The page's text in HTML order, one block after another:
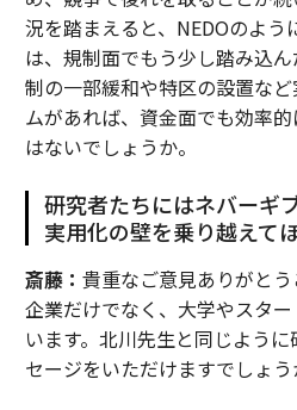
況を踏まえると、NEDOのよう
は、規制面でもう少し踏み込
制の一部緩和や特区の設置な
ムがあれば、資金面でも効率
はないでしょうか。
研究者たちにはネバーギ
実用化の壁を乗り越えて
斎藤： 貴重なご意見ありがと
企業だけでなく、大学やスタ
います。北川先生と同じよう
セージをいただけますでしょう